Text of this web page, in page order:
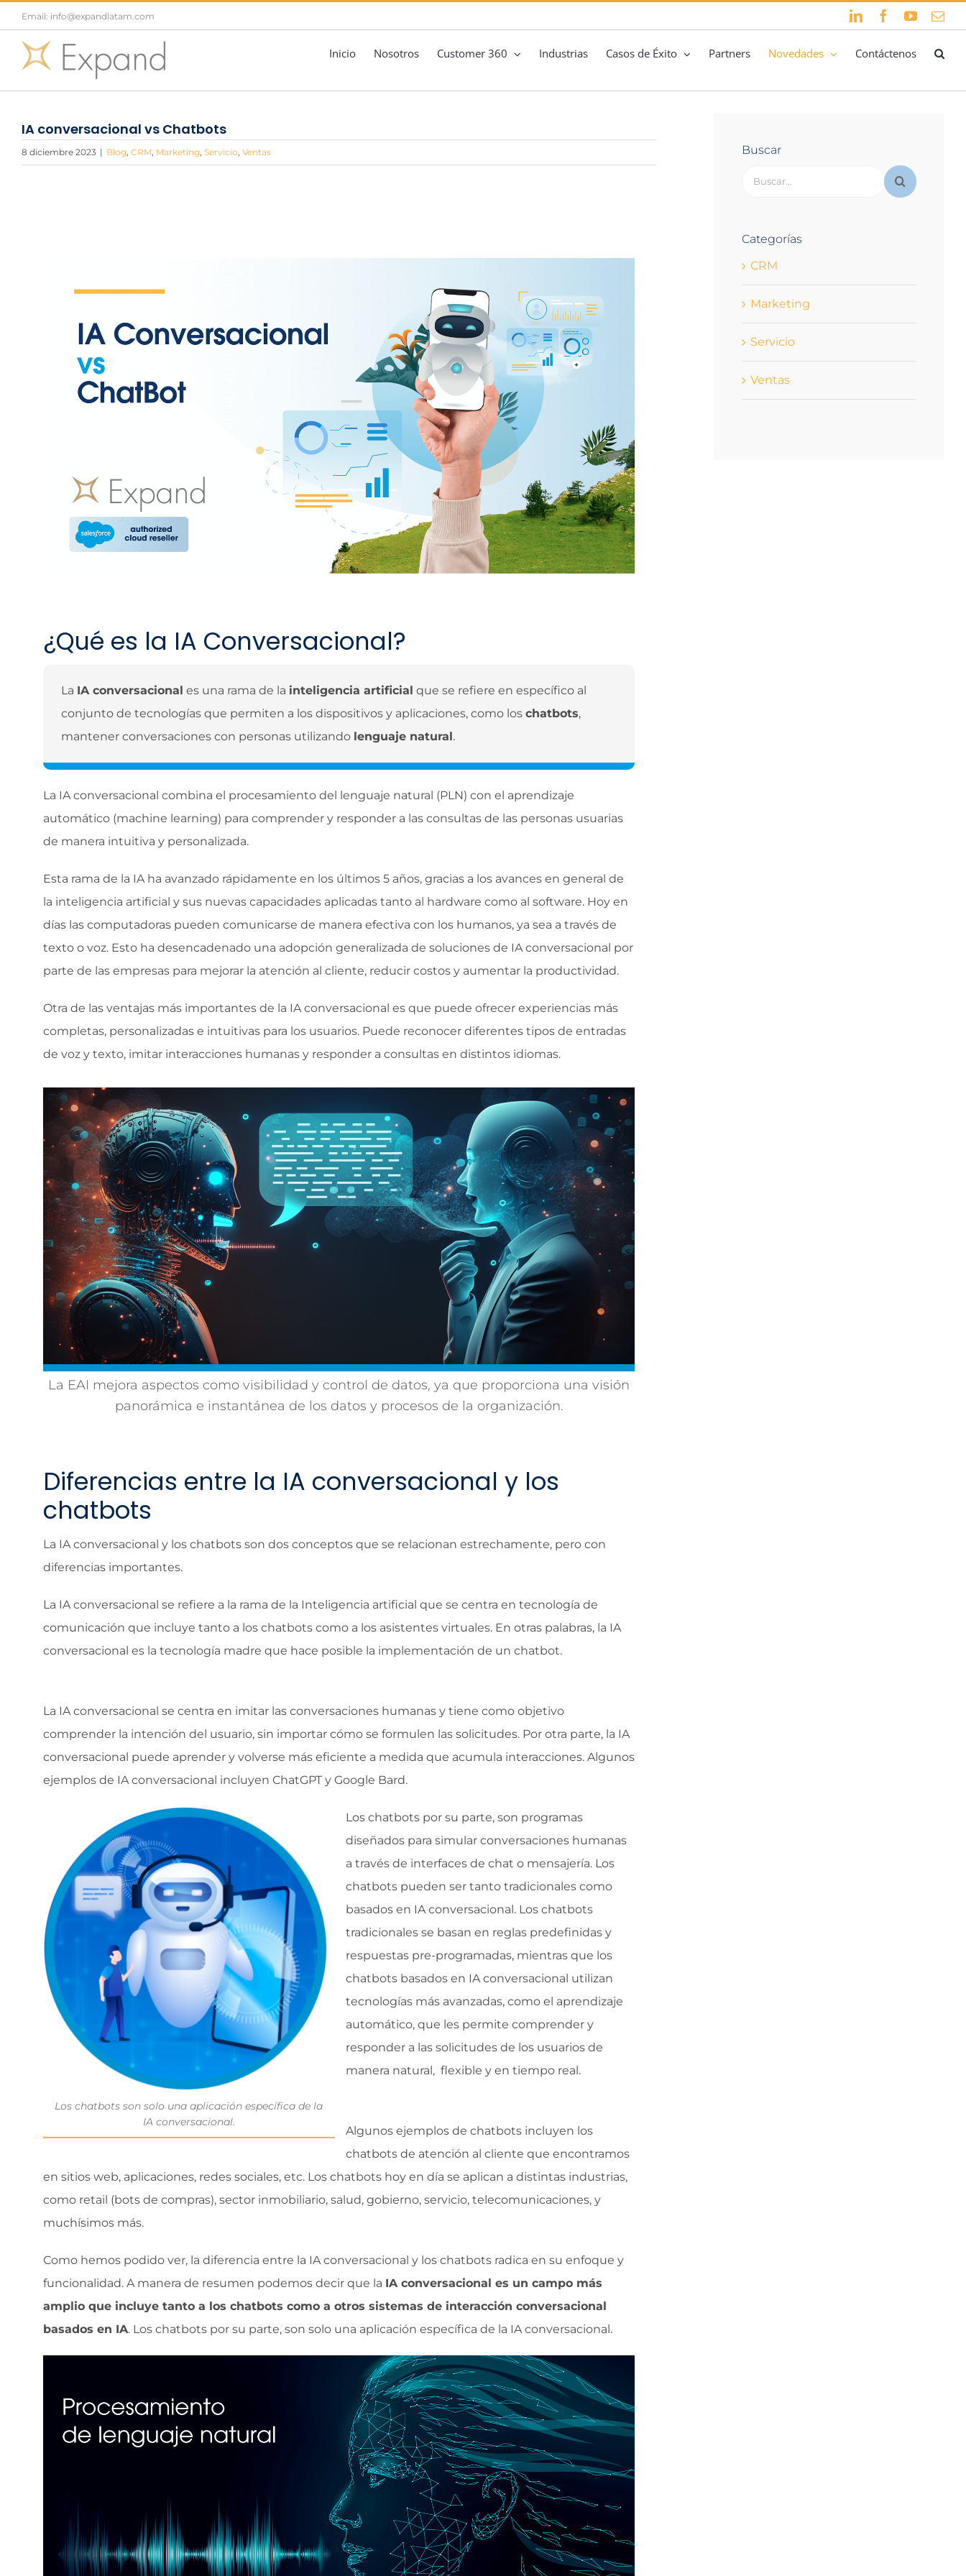
Saltar
al
contenido
Email: info@expandlatam.com LinkedInFacebook
YouTube
Inicio Nosotros Customer 360 Industrias Casos de Éxito Partners Novedades Contáctenos
IA conversacional vs Chatbots
8 diciembre 2023 | Blog, CRM, Marketing, Servicio, Ventas
¿Qué es la IA Conversacional?
La IA conversacional es una rama de la inteligencia artificial que se refiere en específico al
conjunto de tecnologías que permiten a los dispositivos y aplicaciones, como los chatbots,
mantener conversaciones con personas utilizando lenguaje natural.
La IA conversacional combina el procesamiento del lenguaje natural (PLN) con el aprendizaje
automático (machine learning) para comprender y responder a las consultas de las personas usuarias
de manera intuitiva y personalizada.
Esta rama de la IA ha avanzado rápidamente en los últimos 5 años, gracias a los avances en general de
la inteligencia artificial y sus nuevas capacidades aplicadas tanto al hardware como al software. Hoy en
días las computadoras pueden comunicarse de manera efectiva con los humanos, ya sea a través de
texto o voz. Esto ha desencadenado una adopción generalizada de soluciones de IA conversacional por
parte de las empresas para mejorar la atención al cliente, reducir costos y aumentar la productividad.
Otra de las ventajas más importantes de la IA conversacional es que puede ofrecer experiencias más
completas, personalizadas e intuitivas para los usuarios. Puede reconocer diferentes tipos de entradas
de voz y texto, imitar interacciones humanas y responder a consultas en distintos idiomas.
La EAI mejora aspectos como visibilidad y control de datos, ya que proporciona una visión
panorámica e instantánea de los datos y procesos de la organización.
Diferencias entre la IA conversacional y los
chatbots
La IA conversacional y los chatbots son dos conceptos que se relacionan estrechamente, pero con
diferencias importantes.
La IA conversacional se refiere a la rama de la Inteligencia artificial que se centra en tecnología de
comunicación que incluye tanto a los chatbots como a los asistentes virtuales. En otras palabras, la IA
conversacional es la tecnología madre que hace posible la implementación de un chatbot.
La IA conversacional se centra en imitar las conversaciones humanas y tiene como objetivo
comprender la intención del usuario, sin importar cómo se formulen las solicitudes. Por otra parte, la IA
conversacional puede aprender y volverse más eficiente a medida que acumula interacciones. Algunos
ejemplos de IA conversacional incluyen ChatGPT y Google Bard.
Los chatbots son solo una aplicación específica de la
IA conversacional.
Los chatbots por su parte, son programas
diseñados para simular conversaciones humanas
a través de interfaces de chat o mensajería. Los
chatbots pueden ser tanto tradicionales como
basados en IA conversacional. Los chatbots
tradicionales se basan en reglas predefinidas y
respuestas pre-programadas, mientras que los
chatbots basados en IA conversacional utilizan
tecnologías más avanzadas, como el aprendizaje
automático, que les permite comprender y
responder a las solicitudes de los usuarios de
manera natural, flexible y en tiempo real.
Algunos ejemplos de chatbots incluyen los
chatbots de atención al cliente que encontramos
en sitios web, aplicaciones, redes sociales, etc. Los chatbots hoy en día se aplican a distintas industrias,
como retail (bots de compras), sector inmobiliario, salud, gobierno, servicio, telecomunicaciones, y
muchísimos más.
Como hemos podido ver, la diferencia entre la IA conversacional y los chatbots radica en su enfoque y
funcionalidad. A manera de resumen podemos decir que la IA conversacional es un campo más
amplio que incluye tanto a los chatbots como a otros sistemas de interacción conversacional
basados en IA. Los chatbots por su parte, son solo una aplicación específica de la IA conversacional.
Buscar
Buscar:
Categorías
CRM
Marketing
Servicio
Ventas